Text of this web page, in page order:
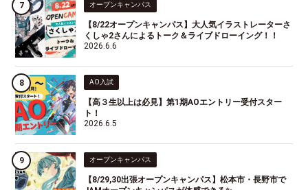
オープンキャンパス
【8/22オープンキャンパス】大人気イラストレーターさ
くしゃ2さんによるトーク＆ライブドローイング！！
2026.6.6
AO入試
【高３生以上は必見】第1期AOエントリー受付スター
ト！
2026.6.5
オープンキャンパス
【8/29,30出張オープンキャンパス】松本市・長野市で